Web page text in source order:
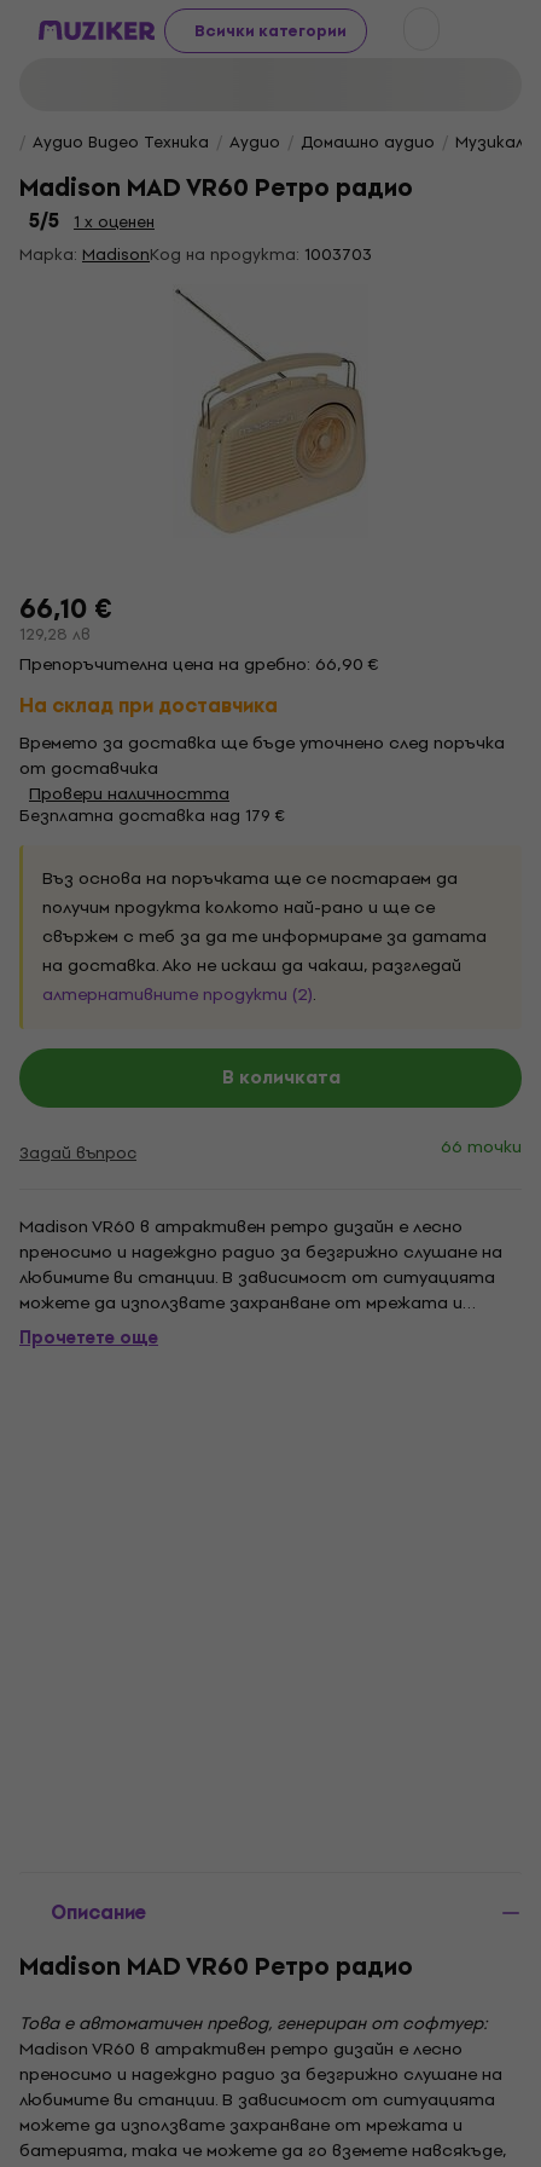
Всички категории
Аудио Видео Техника Аудио Домашно аудио
Madison MAD VR60 Ретро радио
5/5
1 x оценен
Марка: MadisonКод на продукта: 1003703
66,10 €
129,28 лв
Препоръчителна цена на дребно: 66,90 €
На склад при доставчика
Времето за доставка ще бъде уточнено след поръчка
от доставчика
Провери наличността
Безплатна доставка над 179 €
Въз основа на поръчката ще се постараем да
получим продукта колкото най-рано и ще се
свържем с теб за да те информираме за датата
на доставка. Ако не искаш да чакаш, разгледай
алтернативните продукти (2).
В количката
Задай въпрос 66 точки
Madison VR60 в атрактивен ретро дизайн е лесно
преносимо и надеждно радио за безгрижно слушане на
любимите ви станции. В зависимост от ситуацията
можете да използвате захранване от мрежата и
батерията, така че можете да го вземете навсякъде,
но можете да го свържете и към електрическата
Прочетете още
Описание
Madison MAD VR60 Ретро радио
Това е автоматичен превод, генериран от софтуер:
Madison VR60 в атрактивен ретро дизайн е лесно
преносимо и надеждно радио за безгрижно слушане на
любимите ви станции. В зависимост от ситуацията
можете да използвате захранване от мрежата и
батерията, така че можете да го вземете навсякъде,